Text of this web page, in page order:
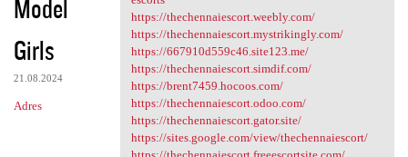
Model
Girls
21.08.2024
Adres
https://thechennaiescort.weebly.com/
https://thechennaiescort.mystrikingly.com/
https://667910d559c46.site123.me/
https://thechennaiescort.simdif.com/
https://brent7459.hocoos.com/
https://thechennaiescort.odoo.com/
https://thechennaiescort.gator.site/
https://sites.google.com/view/thechennaiescort/